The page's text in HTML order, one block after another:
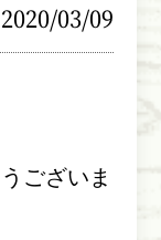
2020/03/09
ございま